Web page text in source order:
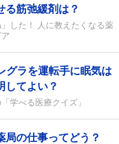
る筋弛緩剤は？
した！ 人に教えたくなる薬
グラを運転手に眠気は
してよい？
学べる医療クイズ」
局の仕事ってどう？